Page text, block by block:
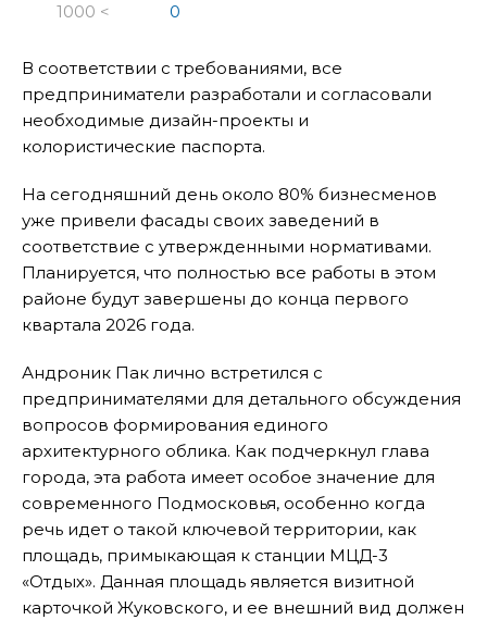
1000 < 0
В соответствии с требованиями, все
предприниматели разработали и согласовали
необходимые дизайн-проекты и
колористические паспорта.
На сегодняшний день около 80% бизнесменов
уже привели фасады своих заведений в
соответствие с утвержденными нормативами.
Планируется, что полностью все работы в этом
районе будут завершены до конца первого
квартала 2026 года.
Андроник Пак лично встретился с
предпринимателями для детального обсуждения
вопросов формирования единого
архитектурного облика. Как подчеркнул глава
города, эта работа имеет особое значение для
современного Подмосковья, особенно когда
речь идет о такой ключевой территории, как
площадь, примыкающая к станции МЦД-3
«Отдых». Данная площадь является визитной
карточкой Жуковского, и ее внешний вид должен